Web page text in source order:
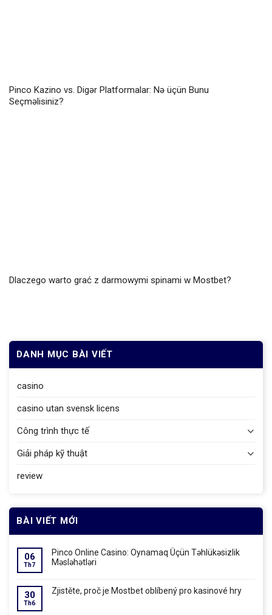
Pinco Kazino vs. Digər Platformalar: Nə üçün Bunu
Seçməlisiniz?
Dlaczego warto grać z darmowymi spinami w Mostbet?
DANH MỤC BÀI VIẾT
casino
casino utan svensk licens
Công trình thực tế
Giải pháp kỹ thuật
review
BÀI VIẾT MỚI
06
Th7
Pinco Online Casino: Oynamaq Üçün Təhlükəsizlik
Məsləhətləri
30
Th6
Zjistěte, proč je Mostbet oblíbený pro kasinové hry